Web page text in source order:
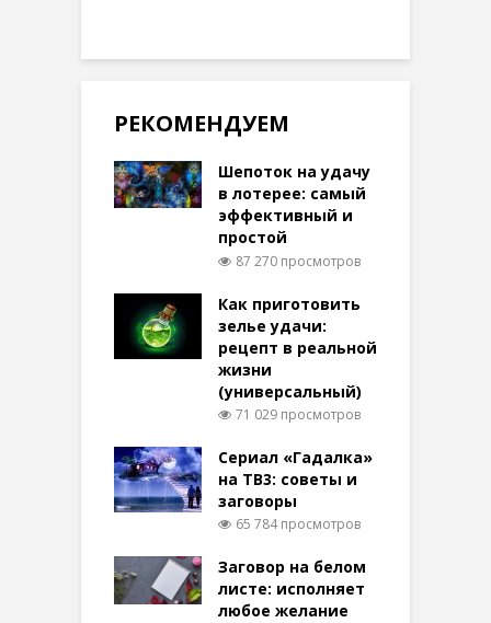
РЕКОМЕНДУЕМ
Шепоток на удачу
в лотерее: самый
эффективный и
простой
87 270 просмотров
Как приготовить
зелье удачи:
рецепт в реальной
жизни
(универсальный)
71 029 просмотров
Сериал «Гадалка»
на ТВ3: советы и
заговоры
65 784 просмотров
Заговор на белом
листе: исполняет
любое желание